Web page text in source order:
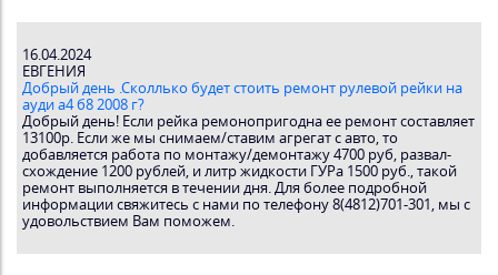
16.04.2024
ЕВГЕНИЯ
Добрый день .Сколлько будет стоить ремонт рулевой рейки на
ауди а4 б8 2008 г?
Добрый день! Если рейка ремонопригодна ее ремонт составляет
13100р. Если же мы снимаем/ставим агрегат с авто, то
добавляется работа по монтажу/демонтажу 4700 руб, развал-
схождение 1200 рублей, и литр жидкости ГУРа 1500 руб., такой
ремонт выполняется в течении дня. Для более подробной
информации свяжитесь с нами по телефону 8(4812)701-301, мы с
удовольствием Вам поможем.